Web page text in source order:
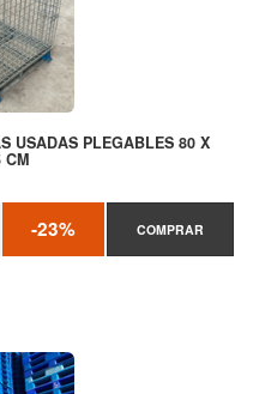
USADAS PLEGABLES 80 X
CM
-23% COMPRAR